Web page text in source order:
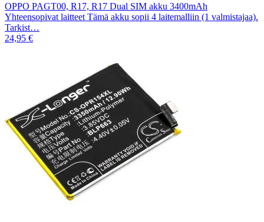
OPPO PAGT00, R17, R17 Dual SIM akku 3400mAh
Yhteensopivat laitteet Tämä akku sopii 4 laitemalliin (1 valmistajaa).
Tarkist…
24,95 €